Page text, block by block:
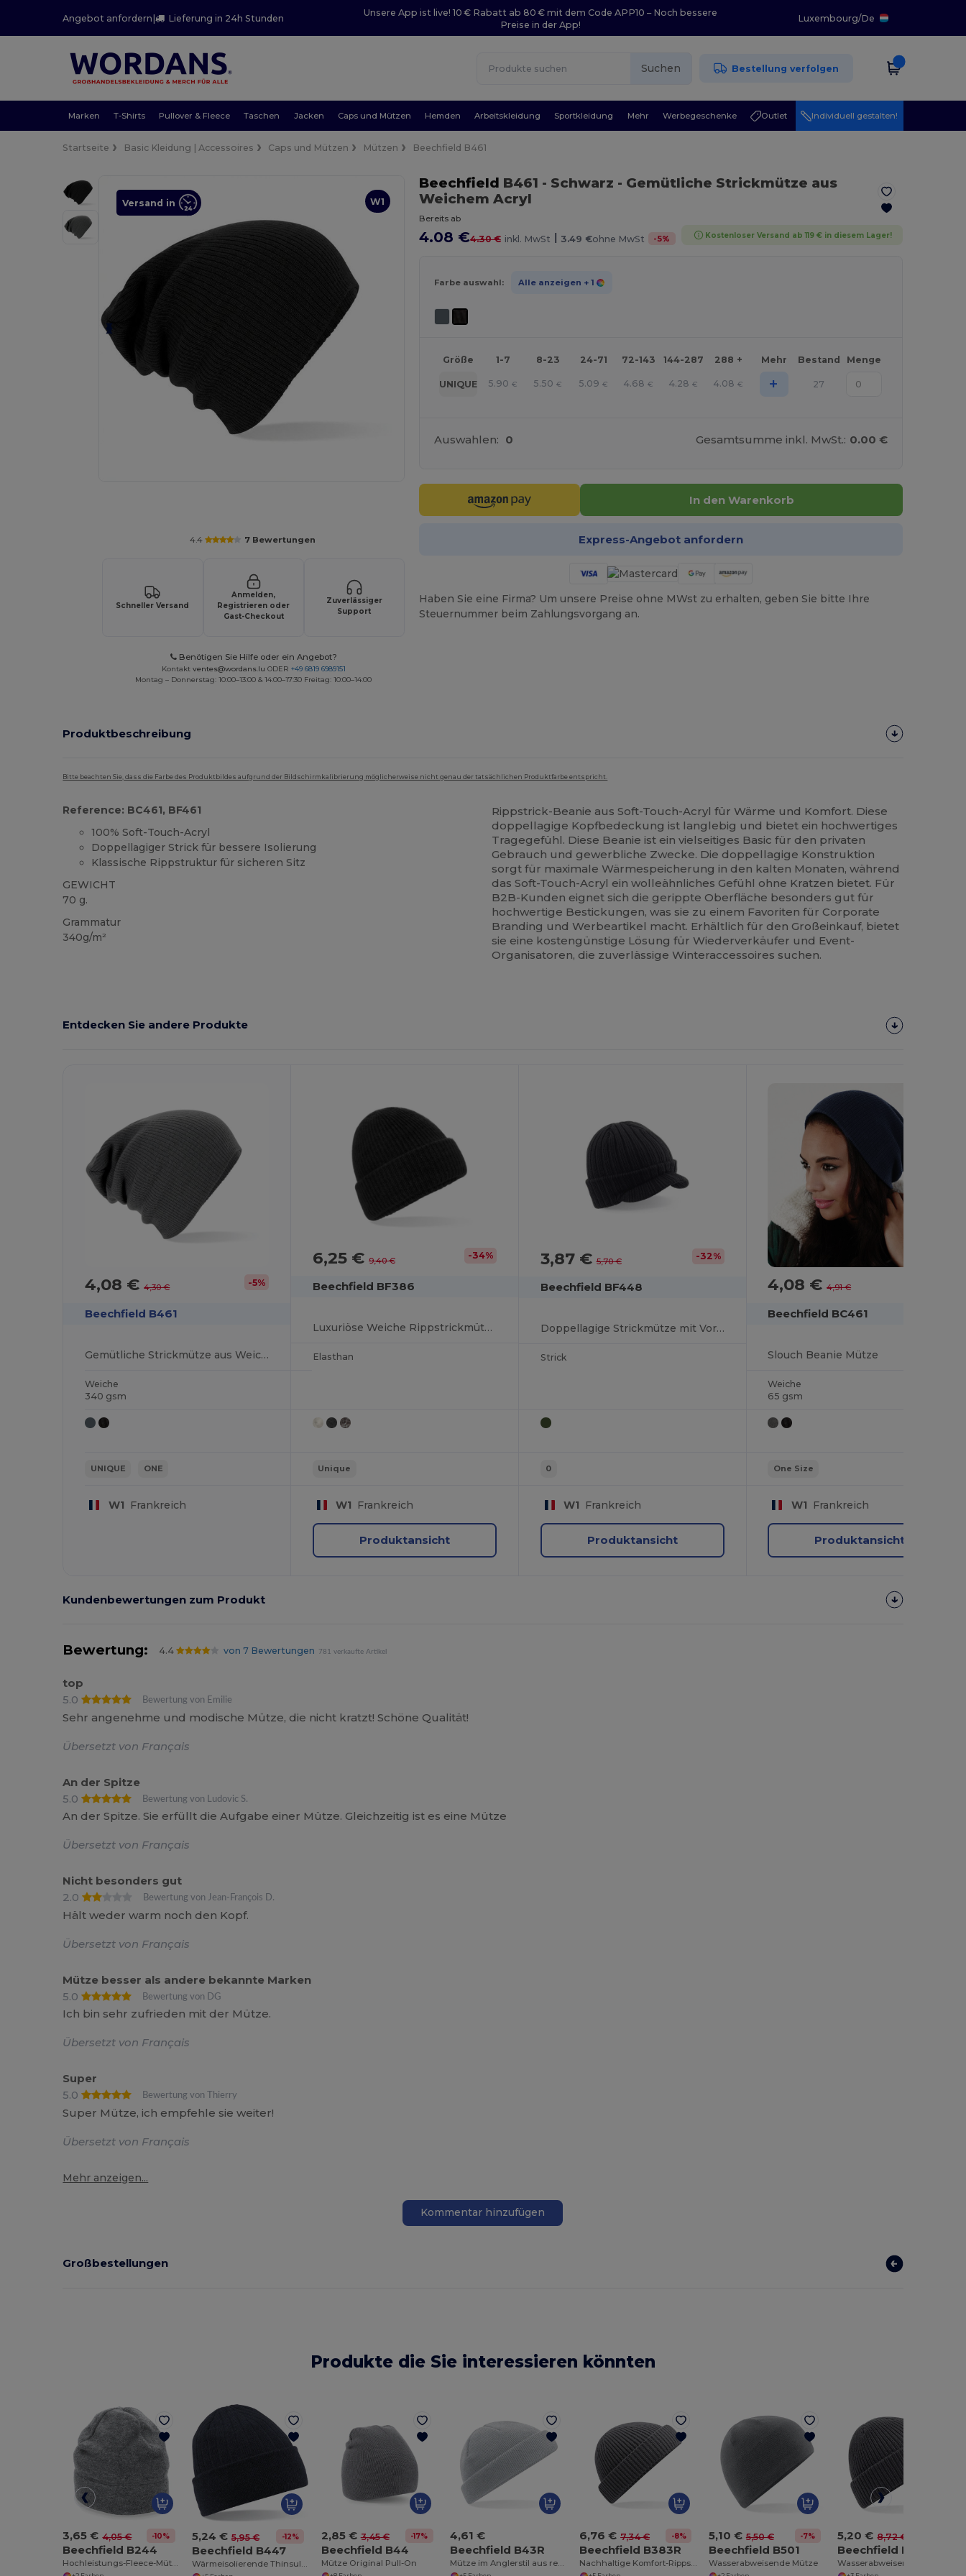
Angebot anfordern| Lieferung in 24h Stunden
Unsere App ist live! 10 € Rabatt ab 80 € mit dem Code APP10 – Noch bessere
Preise in der App!
Luxembourg/De
Suchen Bestellung verfolgen
Marken T-Shirts Pullover & Fleece Taschen Jacken Caps und Mützen Hemden Arbeitskleidung Sportkleidung Mehr Werbegeschenke Outlet Individuell gestalten!
Startseite Basic Kleidung | Accessoires Caps und Mützen Mützen Beechfield B461
W1
Versand in
4.4 7 Bewertungen
Schneller Versand
Anmelden,
Registrieren oder
Gast-Checkout
Zuverlässiger
Support
Benötigen Sie Hilfe oder ein Angebot?
Kontakt ventes@wordans.lu ODER +49 6819 6989151
Montag – Donnerstag: 10:00–13:00 & 14:00–17:30 Freitag: 10:00–14:00
Beechfield B461 - Schwarz - Gemütliche Strickmütze aus
Weichem Acryl
Bereits ab
4.08 €4.30 € inkl. MwSt | 3.49 €ohne MwSt -5% Kostenloser Versand ab 119 € in diesem Lager!
Farbe auswahl: Alle anzeigen + 1
Größe 1-7 8-23 24-71 72-143 144-287 288 + Mehr Bestand Menge
UNIQUE 5.90 € 5.50 € 5.09 € 4.68 € 4.28 € 4.08 € + 27
Auswahlen: 0 Gesamtsumme inkl. MwSt.: 0.00 €
In den Warenkorb
Express-Angebot anfordern
Haben Sie eine Firma? Um unsere Preise ohne MWst zu erhalten, geben Sie bitte Ihre
Steuernummer beim Zahlungsvorgang an.
Produktbeschreibung
Bitte beachten Sie, dass die Farbe des Produktbildes aufgrund der Bildschirmkalibrierung möglicherweise nicht genau der tatsächlichen Produktfarbe entspricht.
Reference: BC461, BF461
100% Soft-Touch-Acryl
Doppellagiger Strick für bessere Isolierung
Klassische Rippstruktur für sicheren Sitz
GEWICHT
70 g.
Grammatur
340g/m²
Rippstrick-Beanie aus Soft-Touch-Acryl für Wärme und Komfort. Diese
doppellagige Kopfbedeckung ist langlebig und bietet ein hochwertiges
Tragegefühl. Diese Beanie ist ein vielseitiges Basic für den privaten
Gebrauch und gewerbliche Zwecke. Die doppellagige Konstruktion
sorgt für maximale Wärmespeicherung in den kalten Monaten, während
das Soft-Touch-Acryl ein wolleähnliches Gefühl ohne Kratzen bietet. Für
B2B-Kunden eignet sich die gerippte Oberfläche besonders gut für
hochwertige Bestickungen, was sie zu einem Favoriten für Corporate
Branding und Werbeartikel macht. Erhältlich für den Großeinkauf, bietet
sie eine kostengünstige Lösung für Wiederverkäufer und Event-
Organisatoren, die zuverlässige Winteraccessoires suchen.
Entdecken Sie andere Produkte
4,08 €4,30 € -5%
Beechfield B461
Gemütliche Strickmütze aus Weichem Acryl
Weiche
340 gsm
UNIQUE ONE
W1 Frankreich
6,25 € 9,40 € -34%
Beechfield BF386
Luxuriöse Weiche Rippstrickmütze für Stilbewusste
Elasthan
Unique
W1 Frankreich
Produktansicht
3,87 €5,70 € -32%
Beechfield BF448
Doppellagige Strickmütze mit Vorgebogener Krempe
Strick
0
W1 Frankreich
Produktansicht
4,08 €4,91 €
Beechfield BC461
Slouch Beanie Mütze
Weiche
65 gsm
One Size
W1 Frankreich
Produktansicht
Kundenbewertungen zum Produkt
Bewertung: 4.4 von 7 Bewertungen 781 verkaufte Artikel
top
5.0
Bewertung von Emilie
Sehr angenehme und modische Mütze, die nicht kratzt! Schöne Qualität!
Übersetzt von Français
An der Spitze
5.0
Bewertung von Ludovic S.
An der Spitze. Sie erfüllt die Aufgabe einer Mütze. Gleichzeitig ist es eine Mütze
Übersetzt von Français
Nicht besonders gut
2.0
Bewertung von Jean-François D.
Hält weder warm noch den Kopf.
Übersetzt von Français
Mütze besser als andere bekannte Marken
5.0
Bewertung von DG
Ich bin sehr zufrieden mit der Mütze.
Übersetzt von Français
Super
5.0
Bewertung von Thierry
Super Mütze, ich empfehle sie weiter!
Übersetzt von Français
Mehr anzeigen...
Kommentar hinzufügen
Großbestellungen
Produkte die Sie interessieren könnten
3,65 € 4,05 € -10%
Beechfield B244
Hochleistungs-Fleece-Mütze für Outdoor-Abenteuer
5,24 € 5,95 € -12%
Beechfield B447
Wärmeisolierende Thinsulate™ Strickmütze
2,85 € 3,45 € -17%
Beechfield B44
Mütze Original Pull-On
4,61 €
Beechfield B43R
Mütze im Anglerstil aus recyceltem Material
6,76 € 7,34 € -8%
Beechfield B383R
Nachhaltige Komfort-Rippstrickmütze
5,10 € 5,50 € -7%
Beechfield B501
Wasserabweisende Mütze
5,20 € 8,72 €
Beechfield B505